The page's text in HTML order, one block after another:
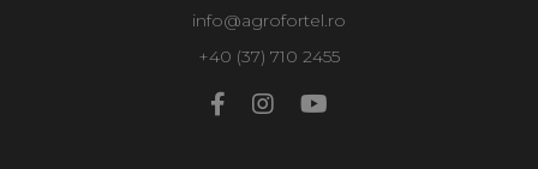
info@agrofortel.ro
+40 (37) 710 2455